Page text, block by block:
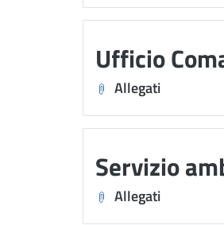
Ufficio
Allegati
Servizio
Allegati